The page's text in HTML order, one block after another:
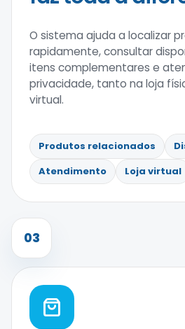
O sistema ajuda a localizar
rapidamente, consultar
itens complementares e
privacidade, tanto na loja
virtual.
Produtos relacionados
Atendimento
Loja virtual
03